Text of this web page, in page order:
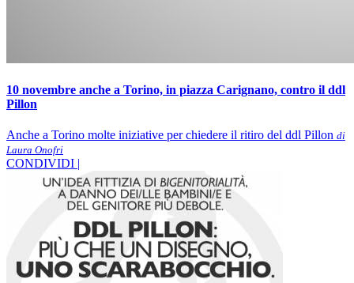
10 novembre anche a Torino, in piazza Carignano, contro il ddl
Pillon
Anche a Torino molte iniziative per chiedere il ritiro del ddl Pillon di
Laura Onofri
CONDIVIDI |